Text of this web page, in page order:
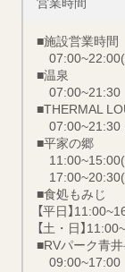
■施設営業時間
■温泉
07:00~21:30
■THERMAL
07:00~21:30
■平家の郷
■食処もみじ
【平日】
【土・日】
■RVパーク青
09:00~17:00